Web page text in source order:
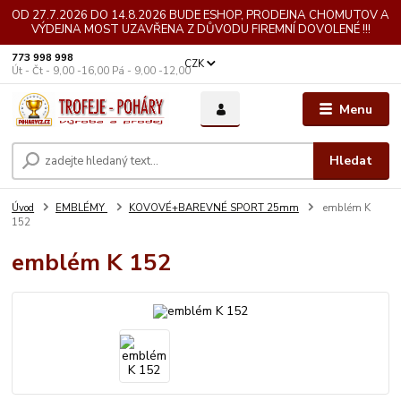
OD 27.7.2026 DO 14.8.2026 BUDE ESHOP, PRODEJNA CHOMUTOV A
VÝDEJNA MOST UZAVŘENA Z DŮVODU FIREMNÍ DOVOLENÉ !!!
Menu
CZK
Hledat
773 998 998
Út - Čt - 9,00 -16,00 Pá - 9,00 -12,00
Úvod EMBLÉMY KOVOVÉ+BAREVNÉ SPORT 25mm
emblém K
152
emblém K 152